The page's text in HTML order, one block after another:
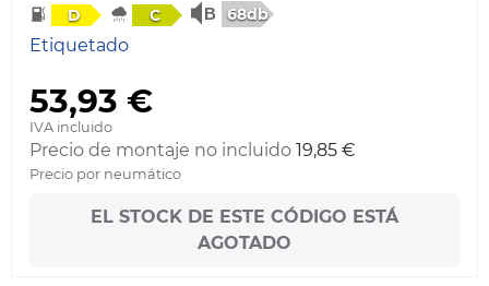
D C 68db
Etiquetado
53,93 €
IVA incluido
Precio de montaje no incluido 19,85 €
Precio por neumático
EL STOCK DE ESTE CÓDIGO ESTÁ
AGOTADO